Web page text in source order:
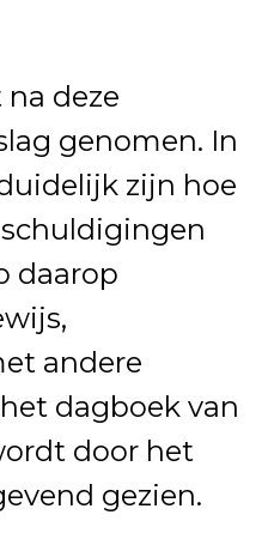
deze
genomen. In
zijn hoe
daarop
andere
dagboek van
door het
gezien.